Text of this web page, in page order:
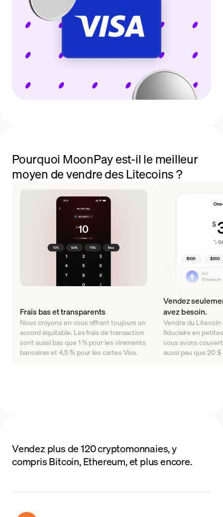
Pourquoi MoonPay est-il le meilleur
moyen de vendre des Litecoins ?
Frais bas et transparents
Nous croyons en vous offrant toujours un
accord équitable. Les frais de transaction
sont aussi bas que 1 % pour les virements
bancaires et 4,5 % pour les cartes Visa.
Vendez
avez besoin.
Vendre du
fiduciaire en
vous avons
aussi peu que 20 $
Vendez plus de 120 cryptomonnaies, y
compris Bitcoin, Ethereum, et plus encore.